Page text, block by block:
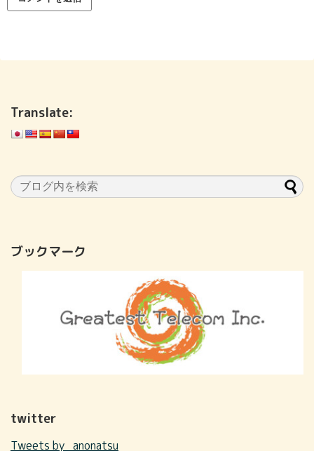
Translate:
ブックマーク
twitter
Tweets by _anonatsu